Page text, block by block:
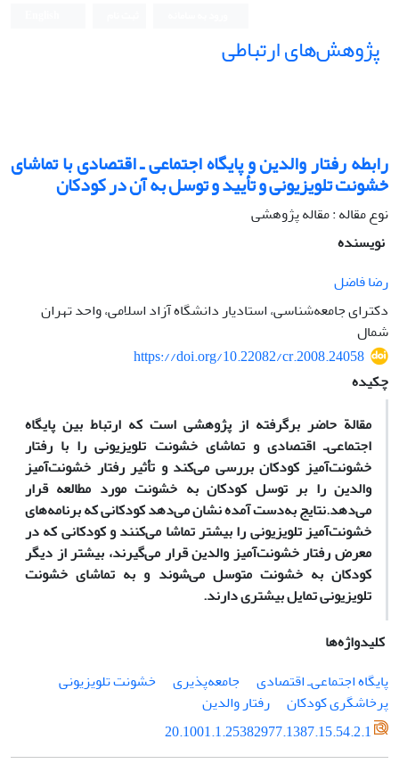
پژوهش‌های ارتباطی
رابطه رفتار والدین و پایگاه اجتماعی ـ اقتصادی با تماشای
خشونت تلویزیونی و تأیید و توسل به آن در کودکان
نوع مقاله : مقاله پژوهشی
نویسنده
رضا فاضل
دکترای جامعه‌شناسی، استادیار دانشگاه آزاد اسلامی، واحد تهران
شمال
https://doi.org/10.22082/cr.2008.24058
چکیده
مقالة حاضر برگرفته از پژوهشی است که ارتباط بین پایگاه
اجتماعی‌ـ اقتصادی و تماشای خشونت‌ تلویزیونی را با رفتار
خشونت‌آمیز کودکان بررسی می‌کند و تأثیر رفتار خشونت‌آمیز
والدین را بر توسل کودکان به خشونت مورد مطالعه قرار
می‌دهد.نتایج به‌دست آمده نشان می‌دهد کودکانی که برنامه‌های
خشونت‌آمیز تلویزیونی را بیشتر تماشا می‌کنند و کودکانی که در
معرض رفتار خشونت‌آمیز والدین قرار می‌گیرند، بیشتر از دیگر
کودکان به خشونت متوسل می‌شوند و به تماشای خشونت
تلویزیونی تمایل بیشتری دارند.
کلیدواژه‌ها
پایگاه اجتماعی‌‌ـ اقتصادی
جامعه‌پذیری
خشونت تلویزیونی
پرخاشگری کودکان
رفتار والدین
20.1001.1.25382977.1387.15.54.2.1